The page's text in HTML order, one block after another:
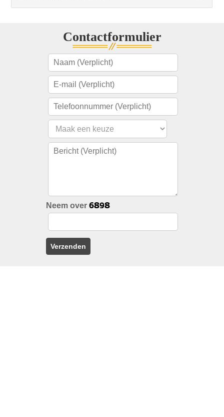
Contactformulier
Neem over